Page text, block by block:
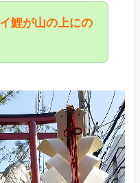
鯉が山の上にの